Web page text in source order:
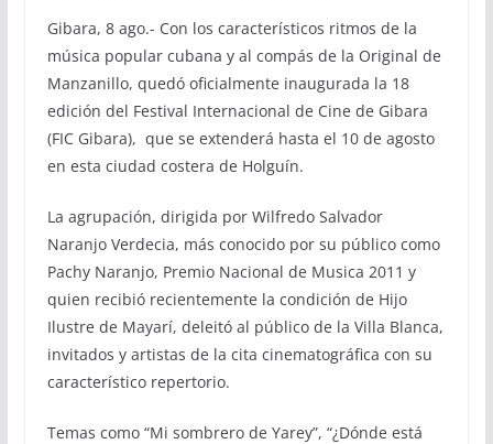
Gibara, 8 ago.- Con los característicos ritmos de la
música popular cubana y al compás de la Original de
Manzanillo, quedó oficialmente inaugurada la 18
edición del Festival Internacional de Cine de Gibara
(FIC Gibara), que se extenderá hasta el 10 de agosto
en esta ciudad costera de Holguín.
La agrupación, dirigida por Wilfredo Salvador
Naranjo Verdecia, más conocido por su público como
Pachy Naranjo, Premio Nacional de Musica 2011 y
quien recibió recientemente la condición de Hijo
Ilustre de Mayarí, deleitó al público de la Villa Blanca,
invitados y artistas de la cita cinematográfica con su
característico repertorio.
Temas como “Mi sombrero de Yarey”, “¿Dónde está